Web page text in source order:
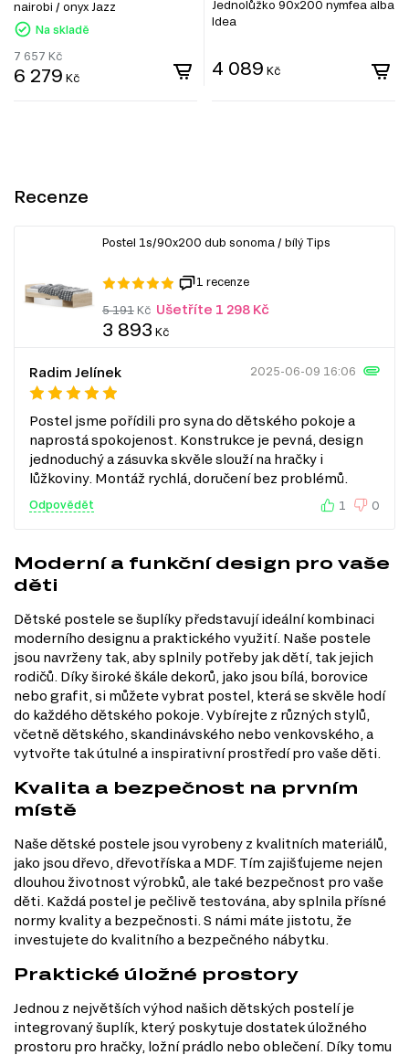
nairobi / onyx Jazz
Na skladě
7 657 Kč
6 279 Kč
Jednolůžko 90x200 nymfea alba
Idea
4 089 Kč
Recenze
Postel 1s/90x200 dub sonoma / bílý Tips
1 recenze
5 191 Kč Ušetříte 1 298 Kč
3 893 Kč
Radim Jelínek 2025-06-09 16:06
Postel jsme pořídili pro syna do dětského pokoje a
naprostá spokojenost. Konstrukce je pevná, design
jednoduchý a zásuvka skvěle slouží na hračky i
lůžkoviny. Montáž rychlá, doručení bez problémů.
Odpovědět 1 0
Moderní a funkční design pro vaše
děti
Dětské postele se šuplíky představují ideální kombinaci
moderního designu a praktického využití. Naše postele
jsou navrženy tak, aby splnily potřeby jak dětí, tak jejich
rodičů. Díky široké škále dekorů, jako jsou bílá, borovice
nebo grafit, si můžete vybrat postel, která se skvěle hodí
do každého dětského pokoje. Vybírejte z různých stylů,
včetně dětského, skandinávského nebo venkovského, a
vytvořte tak útulné a inspirativní prostředí pro vaše děti.
Kvalita a bezpečnost na prvním
místě
Naše dětské postele jsou vyrobeny z kvalitních materiálů,
jako jsou dřevo, dřevotříska a MDF. Tím zajišťujeme nejen
dlouhou životnost výrobků, ale také bezpečnost pro vaše
děti. Každá postel je pečlivě testována, aby splnila přísné
normy kvality a bezpečnosti. S námi máte jistotu, že
investujete do kvalitního a bezpečného nábytku.
Praktické úložné prostory
Jednou z největších výhod našich dětských postelí je
integrovaný šuplík, který poskytuje dostatek úložného
prostoru pro hračky, ložní prádlo nebo oblečení. Díky tomu